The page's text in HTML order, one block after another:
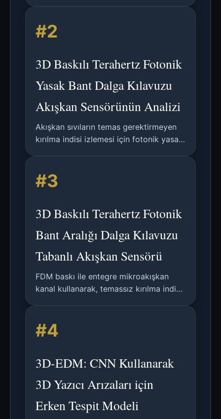
özellikler odağında analizi.
#2
3D Baskılı Terahertz Fotonik
Yasak Bant Dalga Kılavuzu
Akışkan Sensörünün Analizi
Akışkan sıvıların temas gerektirmeyen
kırılma indisi izlemesi için fotonik yasak
analizi.
#3
3D Baskılı Terahertz Fotonik
Bant Aralığı Dalga Kılavuzu
Tabanlı Akışkan Sensörü
FDM baskı ile entegre mikroakışkan
kanal kullanarak, temassız kırılma indisi
rezonans akışkan sensörünün analizi.
#4
3D-EDM: CNN Kullanarak
3D Yazıcı Arızaları için
Erken Tespit Modeli